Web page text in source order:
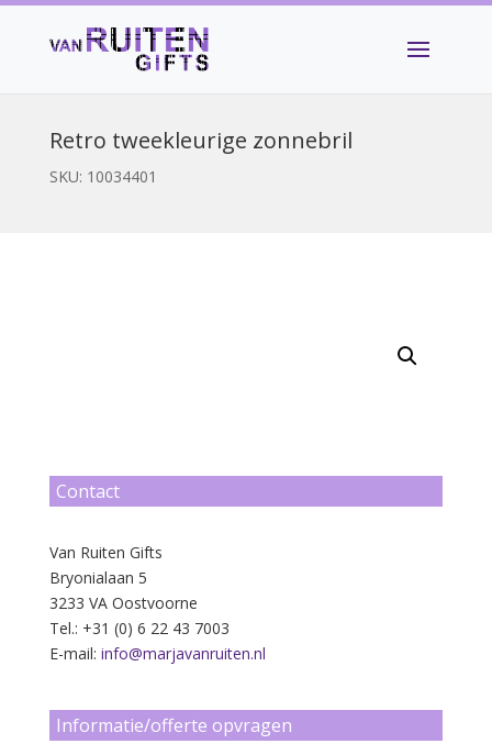
Retro tweekleurige zonnebril
SKU: 10034401
Contact
Van Ruiten Gifts
Bryonialaan 5
3233 VA Oostvoorne
Tel.: +31 (0) 6 22 43 7003
E-mail: info@marjavanruiten.nl
Informatie/offerte opvragen